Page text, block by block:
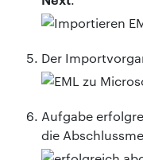
Der
Aufgabe
die